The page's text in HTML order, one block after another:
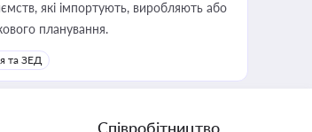
які імпортують, виробляють або
планування.
та ЗЕД
Співробітництво